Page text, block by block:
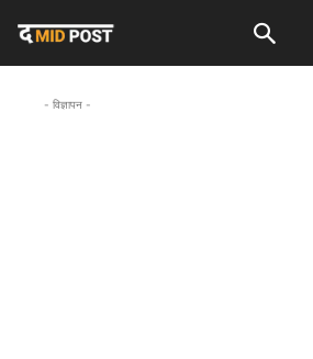
- विज्ञापन -